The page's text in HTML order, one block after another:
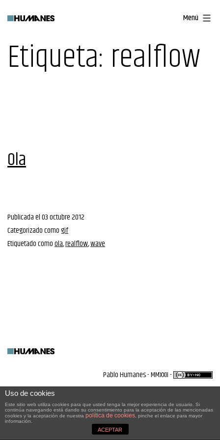
contenido
Menú
Etiqueta: realflow
Ola
Publicada el03 octubre 2012
Categorizado comogif
Etiquetado comoola,realflow,wave
Pablo Humanes - MMXXII -
Uso de cookies
Este sitio web utiliza cookies para que usted tenga la mejor experiencia de usuario. Si
continúa navegando está dando su consentimiento para la aceptación de las mencionadas
cookies y la aceptación de nuestra política de cookies , pinche el enlace para mayor
información.
ACEPTAR